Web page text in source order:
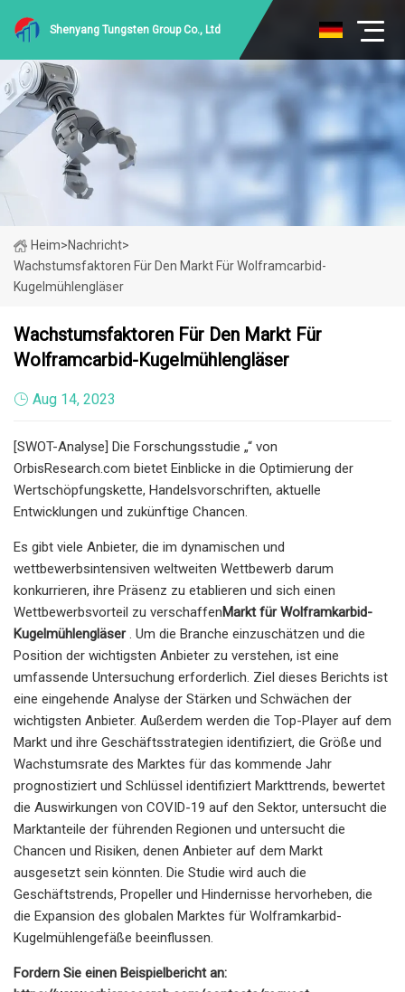
Shenyang Tungsten Group Co., Ltd
Heim>Nachricht>
Wachstumsfaktoren Für Den Markt Für Wolframcarbid-
Kugelmühlengläser
Wachstumsfaktoren Für Den Markt Für
Wolframcarbid-Kugelmühlengläser
Aug 14, 2023
[SWOT-Analyse] Die Forschungsstudie „“ von
OrbisResearch.com bietet Einblicke in die Optimierung der
Wertschöpfungskette, Handelsvorschriften, aktuelle
Entwicklungen und zukünftige Chancen.
Es gibt viele Anbieter, die im dynamischen und
wettbewerbsintensiven weltweiten Wettbewerb darum
konkurrieren, ihre Präsenz zu etablieren und sich einen
Wettbewerbsvorteil zu verschaffenMarkt für Wolframkarbid-
Kugelmühlengläser. Um die Branche einzuschätzen und die
Position der wichtigsten Anbieter zu verstehen, ist eine
umfassende Untersuchung erforderlich. Ziel dieses Berichts ist
eine eingehende Analyse der Stärken und Schwächen der
wichtigsten Anbieter. Außerdem werden die Top-Player auf dem
Markt und ihre Geschäftsstrategien identifiziert, die Größe und
Wachstumsrate des Marktes für das kommende Jahr
prognostiziert und Schlüssel identifiziert Markttrends, bewertet
die Auswirkungen von COVID-19 auf den Sektor, untersucht die
Marktanteile der führenden Regionen und untersucht die
Chancen und Risiken, denen Anbieter auf dem Markt
ausgesetzt sein könnten. Die Studie wird auch die
Geschäftstrends, Propeller und Hindernisse hervorheben, die
die Expansion des globalen Marktes für Wolframkarbid-
Kugelmühlengefäße beeinflussen.
Fordern Sie einen Beispielbericht an: